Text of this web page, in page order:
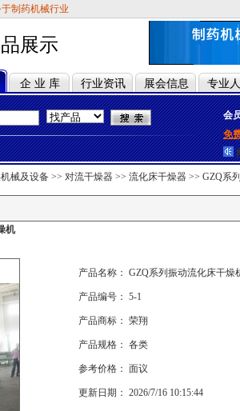
制药机械行业
展示
企 业 库 行业资讯 展会信息 专业
会
免
械及设备 >> 对流干燥器 >> 流化床干燥器 >> GZQ系
机
产品名称： GZQ系列振动流化床干燥
产品编号： 5-1
产品商标： 荣翔
产品规格： 各类
参考价格： 面议
更新日期： 2026/7/16 10:15:44